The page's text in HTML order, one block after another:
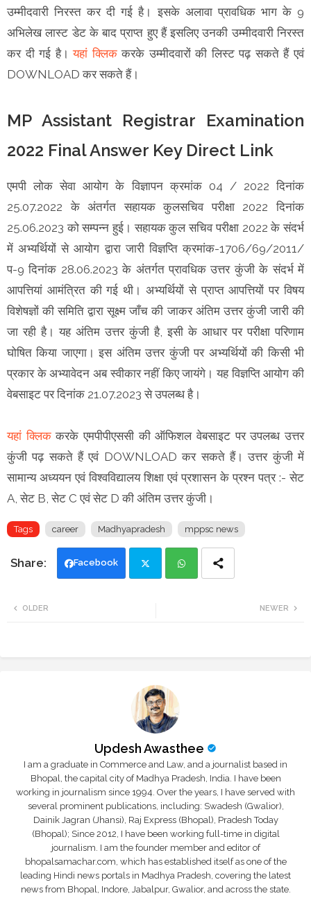
उम्मीदवारी निरस्त कर दी गई है। इसके अलावा प्रावधिक भाग के 9
अभिलेख लास्ट डेट के बाद प्राप्त हुए हैं इसलिए उनकी उम्मीदवारी निरस्त
कर दी गई है।यहां क्लिककरके उम्मीदवारों की लिस्ट पढ़ सकते हैं एवं
DOWNLOAD कर सकते हैं।
MP Assistant Registrar Examination
2022 Final Answer Key Direct Link
एमपी लोक सेवा आयोग के विज्ञापन क्रमांक 04 / 2022 दिनांक
25.07.2022 के अंतर्गत सहायक कुलसचिव परीक्षा 2022 दिनांक
25.06.2023 को सम्पन्न हुई। सहायक कुल सचिव परीक्षा 2022 के संदर्भ
में अभ्यर्थियों से आयोग द्वारा जारी विज्ञप्ति क्रमांक-1706/69/2011/
प-9 दिनांक 28.06.2023 के अंतर्गत प्रावधिक उत्तर कुंजी के संदर्भ में
आपत्तियां आमंत्रित की गई थी। अभ्यर्थियों से प्राप्त आपत्तियों पर विषय
विशेषज्ञों की समिति द्वारा सूक्ष्म जाँच की जाकर अंतिम उत्तर कुंजी जारी की
जा रही है। यह अंतिम उत्तर कुंजी है, इसी के आधार पर परीक्षा परिणाम
घोषित किया जाएगा। इस अंतिम उत्तर कुंजी पर अभ्यर्थियों की किसी भी
प्रकार के अभ्यावेदन अब स्वीकार नहीं किए जायंगे। यह विज्ञप्ति आयोग की
वेबसाइट पर दिनांक 21.07.2023 से उपलब्ध है।
यहां क्लिककरके एमपीपीएससी की ऑफिशल वेबसाइट पर उपलब्ध उत्तर
कुंजी पढ़ सकते हैं एवं DOWNLOAD कर सकते हैं। उत्तर कुंजी में
सामान्य अध्ययन एवं विश्वविद्यालय शिक्षा एवं प्रशासन के प्रश्न पत्र :- सेट
A, सेट B, सेट C एवं सेट D की अंतिम उत्तर कुंजी।
Tags career Madhyapradesh mppsc news
Facebook
NEWER
OLDER
Updesh Awasthee
I am a graduate in Commerce and Law, and a journalist based in
Bhopal, the capital city of Madhya Pradesh, India. I have been
working in journalism since 1994. Over the years, I have served with
several prominent publications, including: Swadesh (Gwalior),
Dainik Jagran (Jhansi), Raj Express (Bhopal), Pradesh Today
(Bhopal); Since 2012, I have been working full-time in digital
journalism. I am the founder member and editor of
bhopalsamachar.com, which has established itself as one of the
leading Hindi news portals in Madhya Pradesh, covering the latest
news from Bhopal, Indore, Jabalpur, Gwalior, and across the state.